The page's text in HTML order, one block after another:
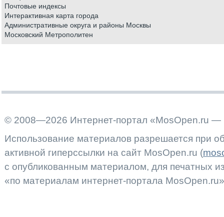
Почтовые индексы
Интерактивная карта города
Административные округа и районы Москвы
Московский Метрополитен
© 2008—2026 Интернет-портал «MosOpen.ru —
Использование материалов разрешается при
активной гиперссылки на сайт MosOpen.ru (
с опубликованным материалом, для печатных
«по материалам интернет-портала